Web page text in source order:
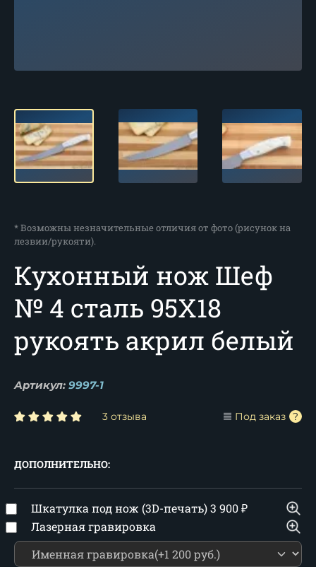
* Возможны незначительные отличия от фото (рисунок на
лезвии/рукояти).
Кухонный нож Шеф
№ 4 сталь 95Х18
рукоять акрил белый
Артикул: 9997-1
3 отзыва Под заказ
ДОПОЛНИТЕЛЬНО:
Шкатулка под нож (3D-печать)3 900₽
Лазерная гравировка